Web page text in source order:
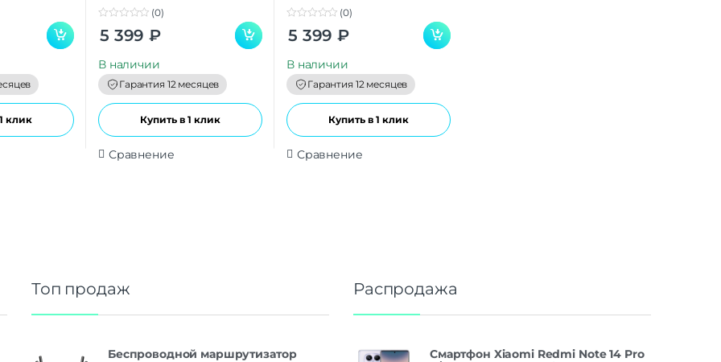
клик
o
o
(0)
5 399 ₽
В наличии
Гарантия 12 месяцев
Купить в 1 клик
Сравнение
o
o
(0)
5 399 ₽
В наличии
Гарантия 12 месяцев
Купить в 1 клик
Сравнение
Топ продаж
Беспроводной маршрутизатор
Распродажа
Смартфон Xiaomi Redmi Note 14 Pro